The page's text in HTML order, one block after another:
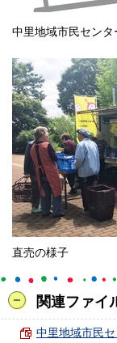
中里地域市民センタ
直売の様子
関連ファイ
中里地域市民